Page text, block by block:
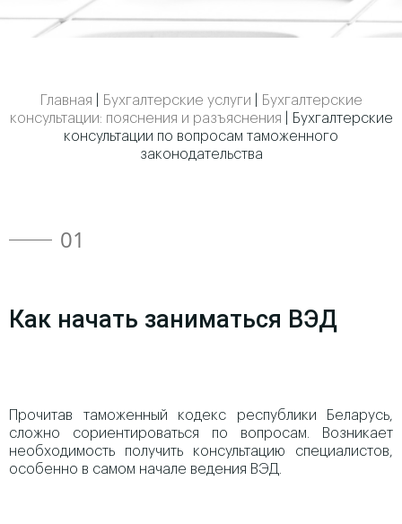
Главная Бухгалтерские услуги
Бухгалтерские
консультации: пояснения и разъяснения
Бухгалтерские
консультации по вопросам таможенного
законодательства
01
Как начать заниматься ВЭД
Прочитав таможенный кодекс республики Беларусь,
сложно сориентироваться по вопросам. Возникает
необходимость получить консультацию специалистов,
особенно в самом начале ведения ВЭД.